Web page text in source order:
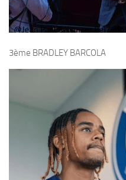
3ème BRADLEY BARCOLA